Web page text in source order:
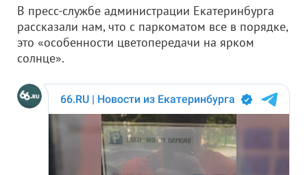
В пресс-службе администрации Екатеринбурга
рассказали нам, что с паркоматом все в порядке,
это «особенности цветопередачи на ярком
солнце».